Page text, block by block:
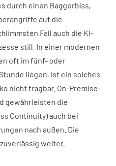
durch einen Baggerbiss,
auf die
Fall auch die KI-
still. In einer modernen
oft im fünf- oder
liegen, ist ein solches
nicht tragbar. On-Premise-
gewährleisten die
Continuity) auch bei
nach außen. Die
weiter.